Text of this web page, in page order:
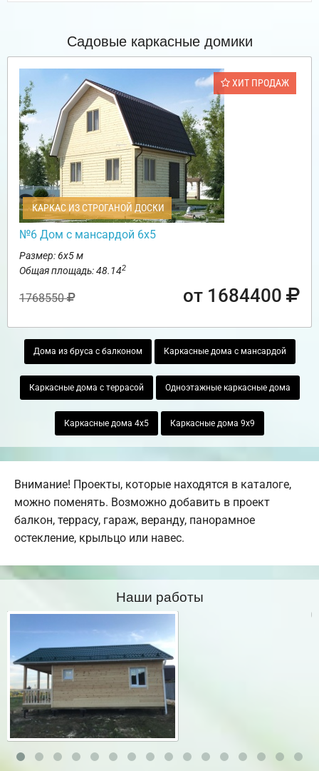
Садовые каркасные домики
ХИТ ПРОДАЖ
КАРКАС ИЗ СТРОГАНОЙ ДОСКИ
№6 Дом с мансардой 6х5
Размер: 6х5 м
Общая площадь: 48.142
1768550 от 1684400
Дома из бруса с балконом Каркасные дома с мансардой
Каркасные дома с террасой Одноэтажные каркасные дома
Каркасные дома 4х5 Каркасные дома 9х9
Внимание! Проекты, которые находятся в каталоге,
можно поменять. Возможно добавить в проект
балкон, террасу, гараж, веранду, панорамное
остекление, крыльцо или навес.
Наши работы